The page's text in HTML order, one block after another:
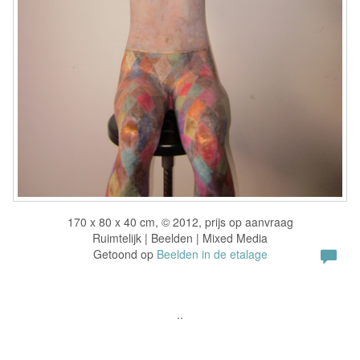
170 x 80 x 40 cm, © 2012, prijs op aanvraag
Ruimtelijk | Beelden | Mixed Media
Getoond op Beelden in de etalage
..